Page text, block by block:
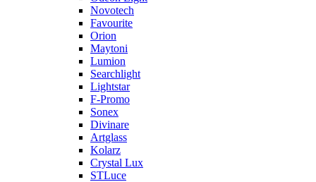
Novotech
Favourite
Orion
Maytoni
Lumion
Searchlight
Lightstar
F-Promo
Sonex
Divinare
Artglass
Kolarz
Crystal Lux
STLuce